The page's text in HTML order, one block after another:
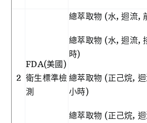
2
FDA(美國)
衛生標準檢
測
總萃取物 (水, 迴流,
總萃取物 (水, 迴流,
時)
總萃取物 (正己烷,
小時)
總萃取物 (正己烷,